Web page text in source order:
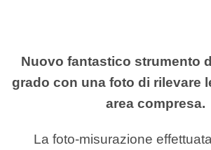
Nuovo fantastico strumento
grado con una foto di rilevare
area compresa.
La foto-misurazione